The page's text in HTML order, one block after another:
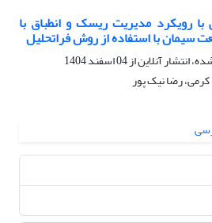
رویکرد مدیریت ریسک و انطباق با
سیمان با استفاده از روش فراتحلیل
انتشار آنلاین از04 اسفند 1404
رضا نیک پور